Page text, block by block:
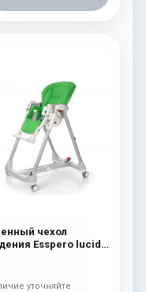
чехол
Esspero lucid к
Pappa Best Green
уточняйте